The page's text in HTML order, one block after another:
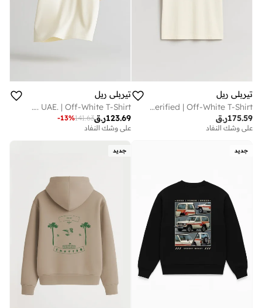
تيربلي ريل
ABU DHABI Verified | Off-White T-Shirt
ر.ق175.59
على وشك النفاد
تيربلي ريل
Home of Art & Culture. UAE. | Off-White T-Shirt
ر.ق123.69
141.63
-13%
على وشك النفاد
جديد جديد